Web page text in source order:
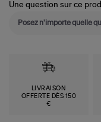
Une question sur ce
LIVRAISON
OFFERTE DÈS 150
€